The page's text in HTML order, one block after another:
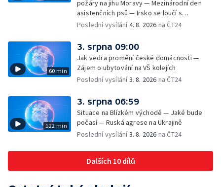
požáry na jihu Moravy — Mezinárodní den
asistenčních psů — Irsko se loučí s
hudebníkem Glenem Hansardem
Poslední vysílání4. 8. 2026 na ČT24
60 min
3. srpna 09:00
Jak vedra promění české domácnosti —
Zájem o ubytování na VŠ kolejích
Poslední vysílání3. 8. 2026 na ČT24
122 min
3. srpna 06:59
Situace na Blízkém východě — Jaké bude
počasí — Ruská agrese na Ukrajině
Poslední vysílání3. 8. 2026 na ČT24
Dalších 10 dílů